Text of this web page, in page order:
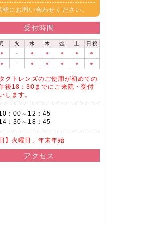
軽にお問い合わせください。
受付時間
月 火 水 木 金 土
日祝
● - ● ● ● ●
●
● - ● ● ● ● ●
クトレンズのご使用が初めての
後18：30までにご来院・受付
します。
：00～12：45
：30～18：45
】 火曜日、年末年始
アクセス